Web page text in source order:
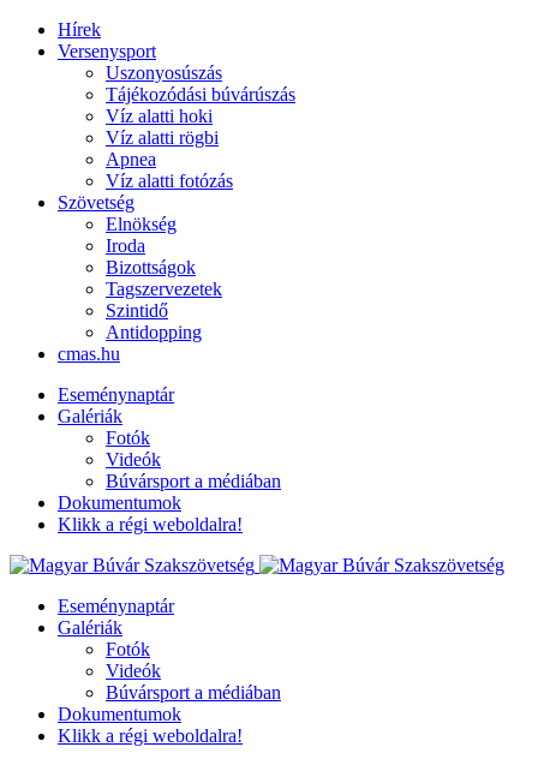
Hírek
Versenysport
Uszonyosúszás
Tájékozódási búvárúszás
Víz alatti hoki
Víz alatti rögbi
Apnea
Víz alatti fotózás
Szövetség
Elnökség
Iroda
Bizottságok
Tagszervezetek
Szintidő
Antidopping
cmas.hu
Eseménynaptár
Galériák
Fotók
Videók
Búvársport a médiában
Dokumentumok
Klikk a régi weboldalra!
Eseménynaptár
Galériák
Fotók
Videók
Búvársport a médiában
Dokumentumok
Klikk a régi weboldalra!